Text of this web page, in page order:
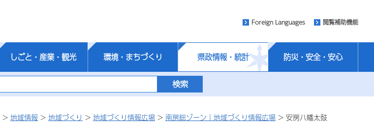
Foreign Languages 閲覧補助機能
しごと・産業・観光 環境・まちづくり 県政情報・統計 防災・安全・安心
> 地域情報 > 地域づくり > 地域づくり情報広場 > 南房総ゾーン｜地域づくり情報広場 > 安房八幡太鼓